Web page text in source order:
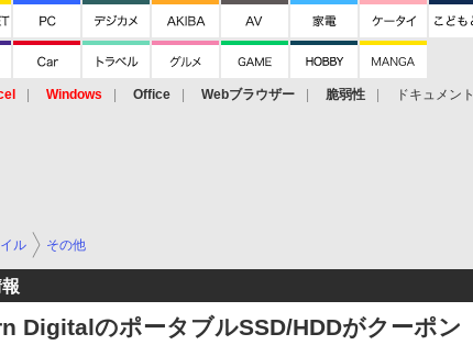
Windows Office Webブラウザー 脆弱性 ドキュメント
ル その他
DigitalのポータブルSSD/HDDがクーポン